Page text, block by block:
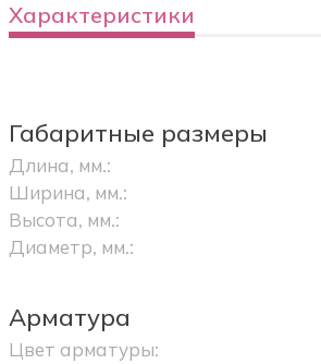
Характеристики
Габаритные размеры
Длина, мм.:
Ширина, мм.:
Высота, мм.:
Диаметр, мм.:
Арматура
Цвет арматуры: